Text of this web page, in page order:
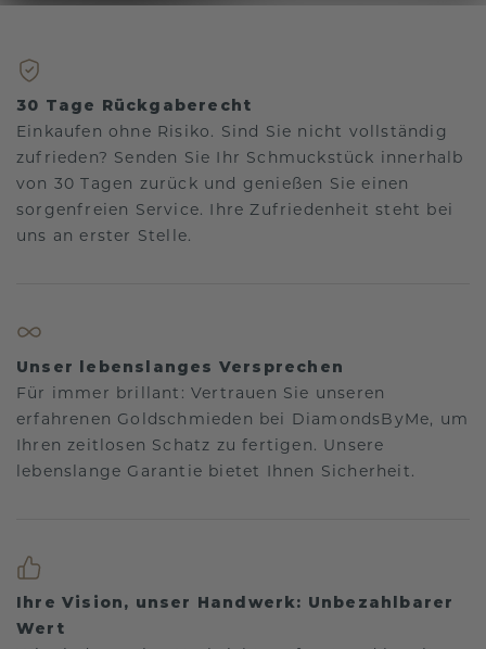
30 Tage Rückgaberecht
Einkaufen ohne Risiko. Sind Sie nicht vollständig
zufrieden? Senden Sie Ihr Schmuckstück innerhalb
von 30 Tagen zurück und genießen Sie einen
sorgenfreien Service. Ihre Zufriedenheit steht bei
uns an erster Stelle.
Unser lebenslanges Versprechen
Für immer brillant: Vertrauen Sie unseren
erfahrenen Goldschmieden bei DiamondsByMe, um
Ihren zeitlosen Schatz zu fertigen. Unsere
lebenslange Garantie bietet Ihnen Sicherheit.
Ihre Vision, unser Handwerk: Unbezahlbarer
Wert